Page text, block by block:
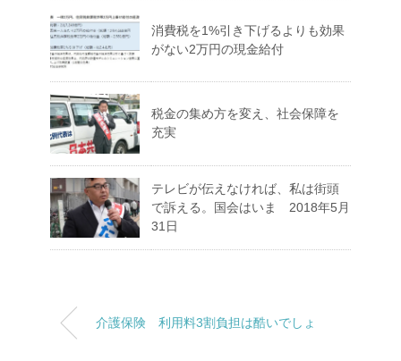
消費税を1%引き下げるよりも効果
がない2万円の現金給付
税金の集め方を変え、社会保障を
充実
テレビが伝えなければ、私は街頭
で訴える。国会はいま 2018年5月
31日
介護保険 利用料3割負担は酷いでしょ